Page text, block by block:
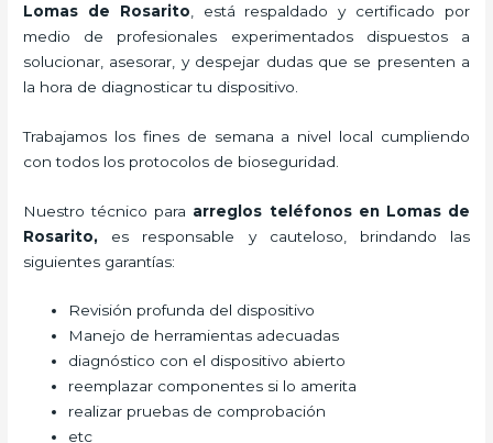
Lomas de Rosarito , está respaldado y certificado por
medio de profesionales experimentados dispuestos a
solucionar, asesorar, y despejar dudas que se presenten a
la hora de diagnosticar tu dispositivo.
Trabajamos los fines de semana a nivel local cumpliendo
con todos los protocolos de bioseguridad.
Nuestro técnico para arreglos teléfonosen Lomas de
Rosarito, es responsable y cauteloso, brindando las
siguientes garantías:
Revisión profunda del dispositivo
Manejo de herramientas adecuadas
diagnóstico con el dispositivo abierto
reemplazar componentes si lo amerita
realizar pruebas de comprobación
etc